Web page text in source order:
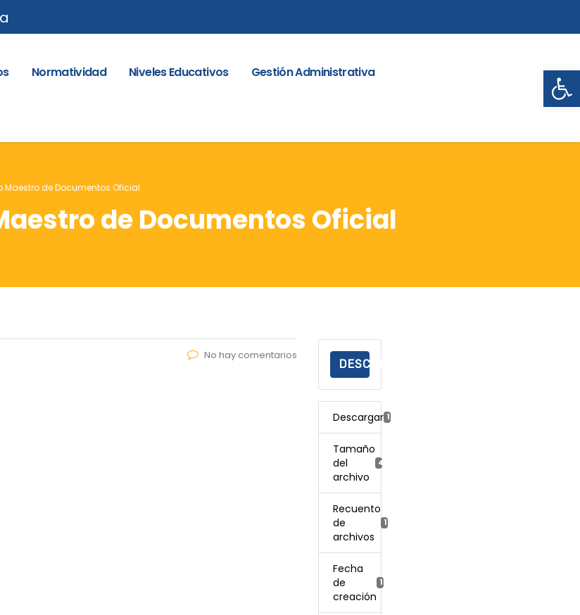
Normatividad Niveles Educativos
Gestión Administrativa
Maestro de Documentos Oficial
de Documentos Oficial
No hay comentarios
DESCARGAR
Descargar 11
Tamaño
del
archivo
410.00 KB
Recuento
de
archivos
1
Fecha
de
creación
13 febrero, 2025